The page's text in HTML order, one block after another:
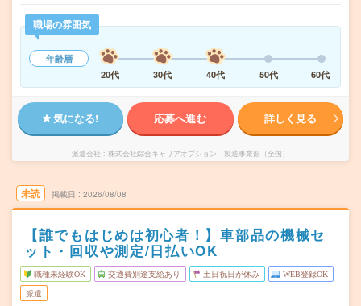
職場の雰囲気
年齢層
20代
30代 40代 50代 60代
気になる! 応募へ進む 詳しく見る
派遣会社 株式会社綜合キャリアオプション 製造事業部（全国）
未読 掲載日 2026/08/08
【誰でもはじめは初心者！】車部品の機械セ
ット・回収や測定/日払いOK
職種未経験OK 交通費別途支給あり 土日祝日が休み WEB登録OK
派遣